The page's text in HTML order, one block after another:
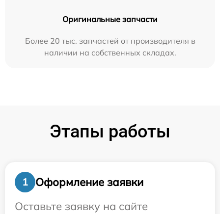
Оригинальные запчасти
Более 20 тыс. запчастей от производителя в
наличии на собственных складах.
Этапы работы
1
Оформление заявки
Оставьте заявку на сайте